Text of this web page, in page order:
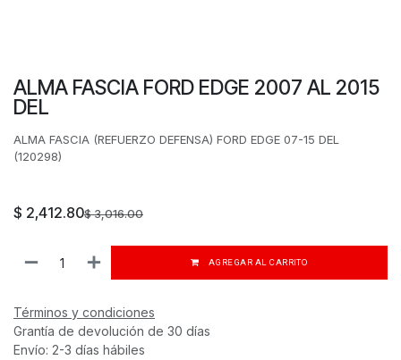
ALMA FASCIA FORD EDGE 2007 AL 2015
DEL
ALMA FASCIA (REFUERZO DEFENSA) FORD EDGE 07-15 DEL
(120298)
$ 2,412.80$3,016.00
AGREGAR AL CARRITO
Términos y condiciones
Grantía de devolución de 30 días
Envío: 2-3 días hábiles